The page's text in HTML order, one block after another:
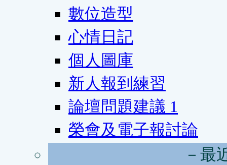
數位造型
心情日記
個人圖庫
新人報到練習
論壇問題建議 1
榮會及電子報討論
－最